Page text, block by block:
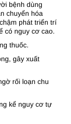
bệnh dùng
chuyển hóa
phát triển trí
có nguy cơ cao.
thuốc.
gây xuất
rối loạn chu
kể nguy cơ tự